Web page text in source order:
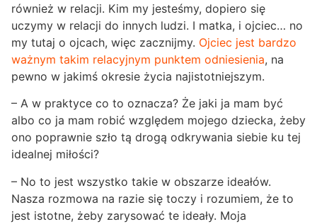
również w relacji. Kim my jesteśmy, dopiero się
uczymy w relacji do innych ludzi. I matka, i ojciec… no
my tutaj o ojcach, więc zacznijmy. Ojciec jest bardzo
ważnym takim relacyjnym punktem odniesienia, na
pewno w jakimś okresie życia najistotniejszym.
– A w praktyce co to oznacza? Że jaki ja mam być
albo co ja mam robić względem mojego dziecka, żeby
ono poprawnie szło tą drogą odkrywania siebie ku tej
idealnej miłości?
– No to jest wszystko takie w obszarze ideałów.
Nasza rozmowa na razie się toczy i rozumiem, że to
jest istotne, żeby zarysować te ideały. Moja